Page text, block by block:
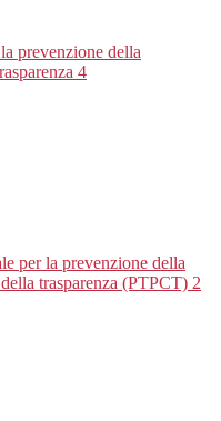
prevenzione della
4
per la prevenzione della
trasparenza (PTPCT) 2